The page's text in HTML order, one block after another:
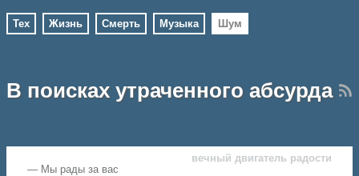
Тех Жизнь Смерть Музыка Шум
В поисках утраченного абсурда
вечный двигатель радости
— Мы рады за вас